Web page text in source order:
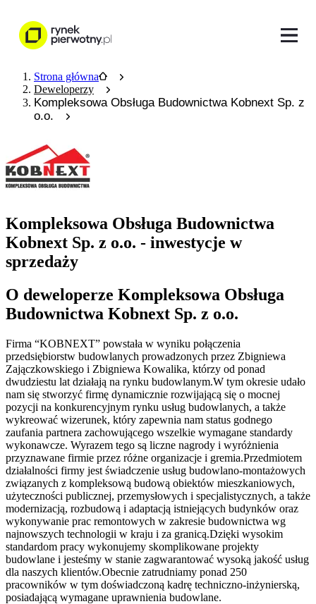
Strona główna
Deweloperzy
Kompleksowa Obsługa Budownictwa Kobnext Sp. z
o.o.
Kompleksowa Obsługa Budownictwa
Kobnext Sp. z o.o. - inwestycje w
sprzedaży
O deweloperze Kompleksowa Obsługa
Budownictwa Kobnext Sp. z o.o.
Firma “KOBNEXT” powstała w wyniku połączenia
przedsiębiorstw budowlanych prowadzonych przez Zbigniewa
Zajączkowskiego i Zbigniewa Kowalika, którzy od ponad
dwudziestu lat działają na rynku budowlanym.W tym okresie udało
nam się stworzyć firmę dynamicznie rozwijającą się o mocnej
pozycji na konkurencyjnym rynku usług budowlanych, a także
wykreować wizerunek, który zapewnia nam status godnego
zaufania partnera zachowującego wszelkie wymagane standardy
wykonawcze. Wyrazem tego są liczne nagrody i wyróżnienia
przyznawane firmie przez różne organizacje i gremia.Przedmiotem
działalności firmy jest świadczenie usług budowlano-montażowych
związanych z kompleksową budową obiektów mieszkaniowych,
użyteczności publicznej, przemysłowych i specjalistycznych, a także
modernizacją, rozbudową i adaptacją istniejących budynków oraz
wykonywanie prac remontowych w zakresie budownictwa wg
najnowszych technologii w kraju i za granicą.Dzięki wysokim
standardom pracy wykonujemy skomplikowane projekty
budowlane i jesteśmy w stanie zagwarantować wysoką jakość usług
dla naszych klientów.Obecnie zatrudniamy ponad 250
pracowników w tym doświadczoną kadrę techniczno-inżynierską,
posiadającą wymagane uprawnienia budowlane.